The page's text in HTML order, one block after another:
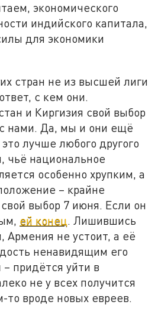
экономического
индийского капитала,
для экономики
стран не из высшей лиги
с кем они.
и Киргизия свой выбор
нами. Да, мы и они ещё
лучше любого другого
чьё национальное
особенно хрупким, а
– крайне
выбор 7 июня. Если он
ей конец. Лишившись
Армения не устоит, а её
ненавидящим его
придётся уйти в
не у всех получится
то вроде новых евреев.